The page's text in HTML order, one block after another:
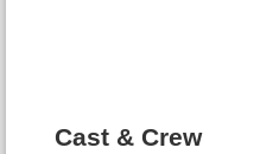
Cast & Crew